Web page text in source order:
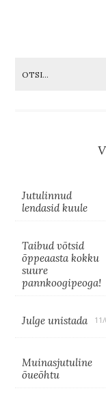
Jutulinnud
lendasid kuule
Taibud võtsid
õppeaasta kokku
suure
pannkoogipeoga!
Julge unistada
Muinasjutuline
õueõhtu